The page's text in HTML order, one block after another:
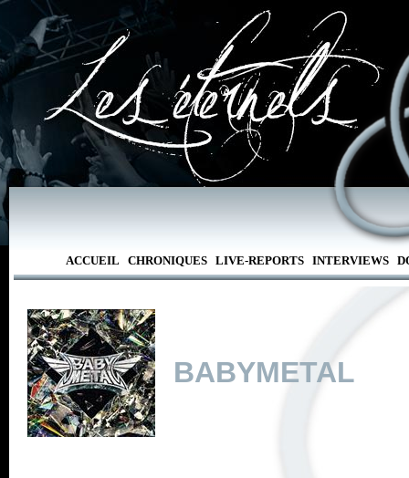
ACCUEIL CHRONIQUES LIVE-REPORTS INTERVIEWS
BABYMETAL